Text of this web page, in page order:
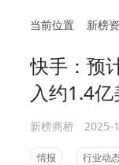
当前位置 新榜
快手：预
入约1.4亿
新榜商桥 2025-
情报 行业动